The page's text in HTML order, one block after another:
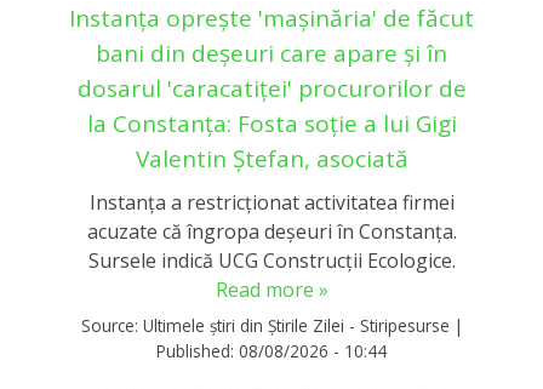
Instanța oprește 'mașinăria' de făcut
bani din deșeuri care apare și în
dosarul 'caracatiței' procurorilor de
la Constanța: Fosta soție a lui Gigi
Valentin Ștefan, asociată
Instanța a restricționat activitatea firmei
acuzate că îngropa deșeuri în Constanța.
Sursele indică UCG Construcții Ecologice.
Read more »
Source: Ultimele știri din Știrile Zilei - Stiripesurse |
Published: 08/08/2026 - 10:44